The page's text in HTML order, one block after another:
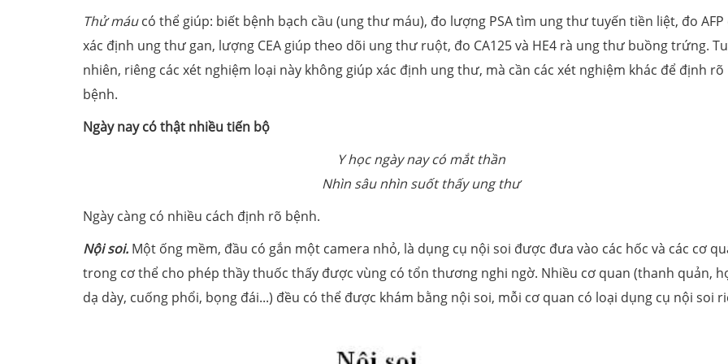
Thử máucó thể giúp: biết bệnh bạch cầu (ung thư máu), đo lượng PSA tìm ung thư tuyến tiền liệt, đo AFP
xác định ung thư gan, lượng CEA giúp theo dõi ung thư ruột, đo CA125 và HE4 rà ung thư buồng trứng.
nhiên, riêng các xét nghiệm loại này không giúp xác định ung thư, mà cần các xét nghiệm khác để định rõ
bệnh.
Ngày nay có thật nhiều tiến bộ
Y học ngày nay có mắt thần
Nhìn sâu nhìn suốt thấy ung thư
Ngày càng có nhiều cách định rõ bệnh.
Nội soi. Một ống mềm, đầu có gắn một camera nhỏ, là dụng cụ nội soi được đưa vào các hốc và các cơ
trong cơ thể cho phép thầy thuốc thấy được vùng có tổn thương nghi ngờ. Nhiều cơ quan (thanh quản,
dạ dày, cuống phổi, bọng đái...) đều có thể được khám bằng nội soi, mỗi cơ quan có loại dụng cụ nội soi